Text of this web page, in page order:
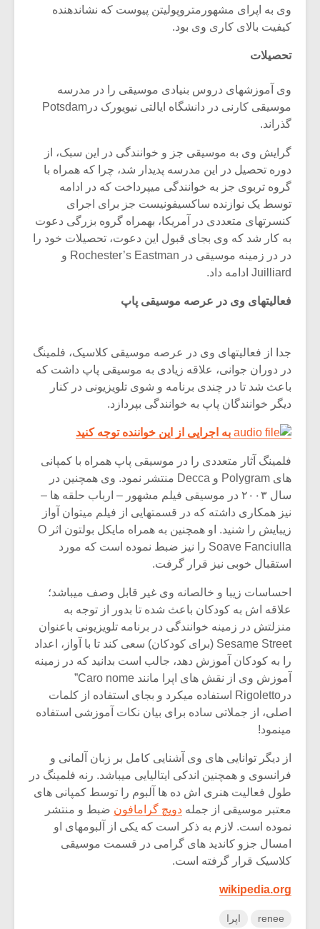
وی به اپرای مشهورمتروپولیتن پیوست که نشاندهنده
کیفیت بالای کاری وی بود.
تحصیلات
وی آموزشهای دروس بنیادی موسیقی را در مدرسه
موسیقی کارنی در دانشگاه ایالتی نیویورک درPotsdam
گذراند.
گرایش وی به موسیقی جز و خوانندگی در این سبک، از
دوره تحصیل در این مدرسه پدیدار شد، چرا که همراه با
گروه تربوی جز به خوانندگی میپرداخت که در ادامه
توسط یک نوازنده ساکسیفونیست جز برای اجرای
کنسرتهای متعددی در آمریکا، بهمراه گروه بزرگی دعوت
به کار شد که وی بجای قبول این دعوت، تحصیلات خود را
در در زمینه موسیقی در Rochester’s Eastman و
Juilliard ادامه داد.
فعالیتهای وی در عرصه موسیقی پاپ
جدا از فعالیتهای وی در عرصه موسیقی کلاسیک، فلمینگ
در دوران جوانی، علاقه زیادی به موسیقی پاپ داشت که
باعث شد تا در چندی برنامه و شوی تلویزیونی در کنار
دیگر خوانندگان پاپ به خوانندگی بپردازد.
به اجرایی از این خواننده توجه کنید
فلمینگ آثار متعددی را در موسیقی پاپ همراه با کمپانی
های Polygram و Decca منتشر نمود. وی همچنین در
سال ۲۰۰۳ در موسیقی فیلم مشهور – ارباب حلقه ها –
نیز همکاری داشته که در قسمتهایی از فیلم میتوان آواز
زیبایش را شنید. او همچنین به همراه مایکل بولتون اثر O
Soave Fanciulla را نیز ضبط نموده است که مورد
استقبال خوبی نیز قرار گرفت.
احساسات زیبا و خالصانه وی غیر قابل وصف میباشد؛
علاقه اش به کودکان باعث شده تا بدور از توجه به
منزلتش در زمینه خوانندگی در برنامه تلویزیونی باعنوان
Sesame Street (برای کودکان) سعی کند تا با آواز، اعداد
را به کودکان آموزش دهد، جالب است بدانید که در زمینه
آموزش وی از نقش های اپرا مانند Caro nome”
درRigoletto استفاده میکرد و بجای استفاده از کلمات
اصلی، از جملاتی ساده برای بیان نکات آموزشی استفاده
مینمود!
از دیگر توانایی های وی آشنایی کامل بر زبان آلمانی و
فرانسوی و همچنین اندکی ایتالیایی میباشد. رنه فلمینگ در
طول فعالیت هنری اش ده ها آلبوم را توسط کمپانی های
معتبر موسیقی از جمله دویچ گرامافون ضبط و منتشر
نموده است. لازم به ذکر است که یکی از آلبومهای او
امسال جزو کاندید های گرامی در قسمت موسیقی
کلاسیک قرار گرفته است.
wikipedia.org
renee اپرا
اگر نمی توانی
مشهورترین باشی،